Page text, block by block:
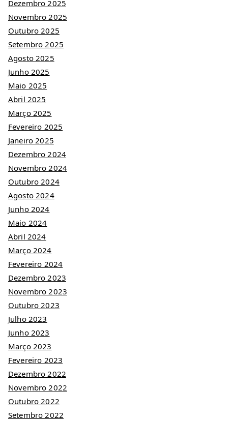
Dezembro 2025
Novembro 2025
Outubro 2025
Setembro 2025
Agosto 2025
Junho 2025
Maio 2025
Abril 2025
Março 2025
Fevereiro 2025
Janeiro 2025
Dezembro 2024
Novembro 2024
Outubro 2024
Agosto 2024
Junho 2024
Maio 2024
Abril 2024
Março 2024
Fevereiro 2024
Dezembro 2023
Novembro 2023
Outubro 2023
Julho 2023
Junho 2023
Março 2023
Fevereiro 2023
Dezembro 2022
Novembro 2022
Outubro 2022
Setembro 2022